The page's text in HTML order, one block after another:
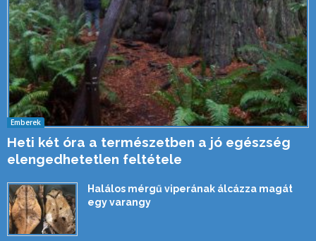
Emberek
Heti két óra a természetben a jó egészség
elengedhetetlen feltétele
Halálos mérgű viperának álcázza magát
egy varangy